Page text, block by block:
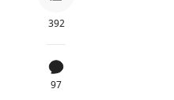
392
97